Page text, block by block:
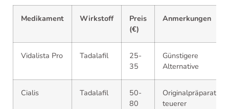
Medikament Wirkstoff
Preis
(€)
Anmerkungen
Vidalista Pro Tadalafil
25-
35
Günstigere
Alternative
Cialis Tadalafil
50-
80
Originalpräparat,
teuerer